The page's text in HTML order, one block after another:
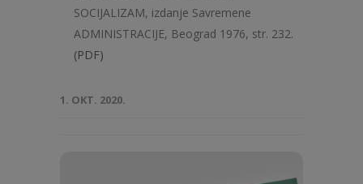
SOCIJALIZAM, izdanje Savremene
ADMINISTRACIJE, Beograd 1976, str. 232.
(PDF)
1. OKT. 2020.